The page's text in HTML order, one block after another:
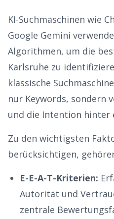
KI-Suchmaschinen wie
Google Gemini
Algorithmen, um die
Karlsruhe zu
klassische
nur Keywords, sondern
und die Intention hinter
Zu den wichtigsten
berücksichtigen,
E-E-A-T-Kriterien:
Autorität und
zentrale